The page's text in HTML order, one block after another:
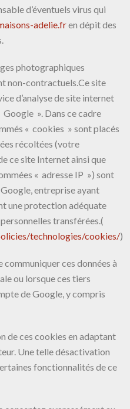
d’éventuels virus qui
adelie.fren dépit des
photographiques
non-contractuels.Ce site
d’analyse de site internet
». Dans ce cadre
« cookies » sont placés
récoltées (votre
ce site Internet ainsi que
« adresse IP ») sont
entreprise ayant
une protection adéquate
transférées.(
technologies/cookies/)
ces données à
ou lorsque ces tiers
de Google, y compris
de ces cookies en adaptant
Une telle désactivation
fonctionnalités de ce